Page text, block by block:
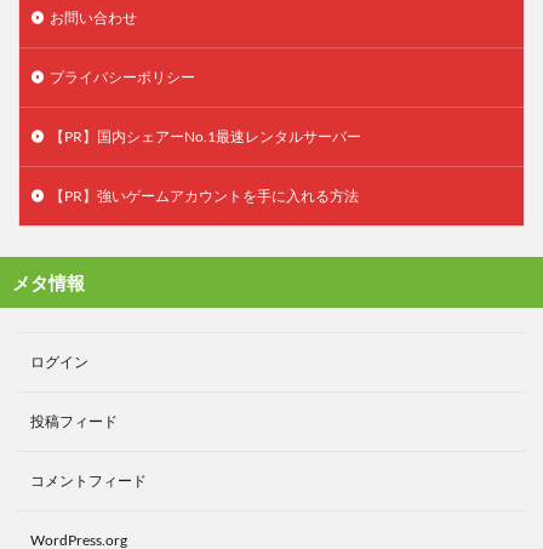
お問い合わせ
プライバシーポリシー
【PR】国内シェアーNo.1最速レンタルサーバー
【PR】強いゲームアカウントを手に入れる方法
メタ情報
ログイン
投稿フィード
コメントフィード
WordPress.org